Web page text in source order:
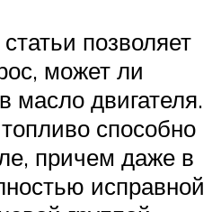
позволяет
может ли
масло двигателя.
способно
причем даже в
исправной